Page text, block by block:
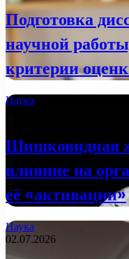
Подготовка
научной
критерии
Наука
Шишковидная
влияние на
её «активации»
Наука
02.07.2026